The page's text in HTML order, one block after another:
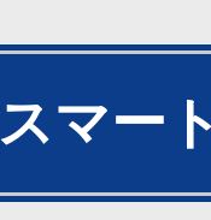
スマー